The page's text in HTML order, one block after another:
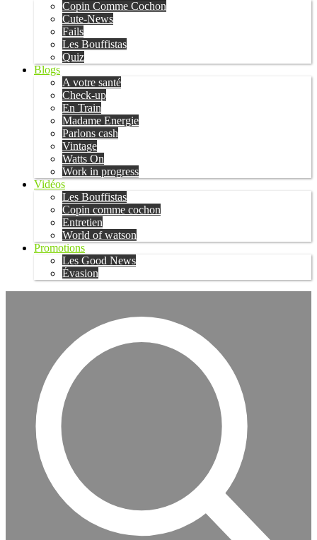
Copin Comme Cochon
Cute-News
Fails
Les Bouffistas
Quiz
Blogs
A votre santé
Check-up
En Train
Madame Energie
Parlons cash
Vintage
Watts On
Work in progress
Vidéos
Les Bouffistas
Copin comme cochon
Entretien
World of watson
Promotions
Les Good News
Évasion